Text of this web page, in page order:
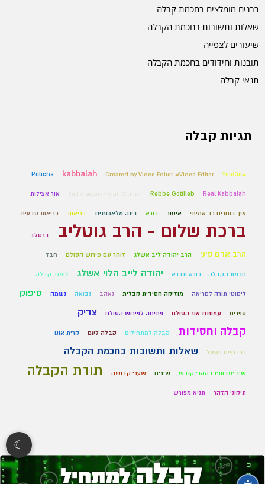
רבנים מומלצים בחכמת קבלה
שאלות ותשובות בחכמת הקבלה
שיעורים לצפייה
תובנות וחידודים בחכמת הקבלה
תנאי קבלה
תגיות קבלה
#YouCut
Created by Video Editor #Video Editor
kabbalah
Peticha
Real Kabbalah
Rebbe Gottlieb
Self mastery Final (2).mp4 אור אצילות
איך בוחרים רב אמיתי איסור בורא בינה מלאכותית בריאות בריאות טבעית
ברכת שלום - הרב גוטליב ברסלב
הרב אדם סיני הרב יהודה ליב אשלג זוהר עם פירוש הסולם חבד
חכמת הקבלה - בורא ונברא יהודה לייב הלוי אשלג לימוד קבלה
ליקוטי תורה לקריאה מוזיקה חסידית קבלית נאהב נבואה נשמה סיפוק
ספרים עמותת אור הסולם פתיחה לפירוש הסולם צדיק
קבלה וחסידות קבלה למתחילים קבלה לעם קרית אונו
רבי חיים ויטאל שאלות ותשובות בחכמת הקבלה
שיר יסדותיו בההרי קודש שירים שערי קדושה תורת הקבלה
תיקוני הזהר תניא מפורש
☾